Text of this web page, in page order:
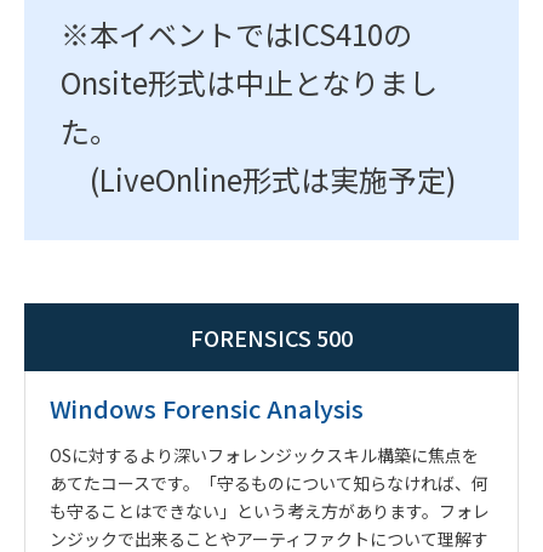
※本イベントではICS410の
Onsite形式は中止となりまし
た。
(LiveOnline形式は実施予定)
FORENSICS 500
Windows Forensic Analysis
OSに対するより深いフォレンジックスキル構築に焦点を
あてたコースです。「守るものについて知らなければ、何
も守ることはできない」という考え方があります。フォレ
ンジックで出来ることやアーティファクトについて理解す